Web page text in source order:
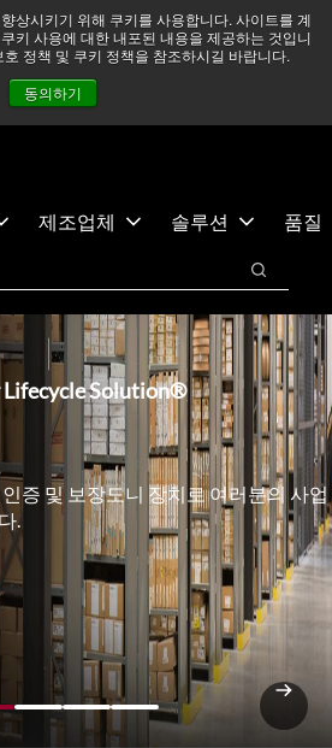
상시키기 위해 쿠키를 사용합니다. 사이트를 계
키 사용에 대한 내포된 내용을 제공하는 것입니
정책 및 쿠키 정책을 참조하시길 바랍니다.
동의하기
으로 주시하고 있으며, 모든 서비스는
고 있습니다. 더 읽어보기 →
뉴스
문의하기
제조업체 솔루션
품질
검색
Solution®
증 및 보장도니 장치로 여러분의 사업
.